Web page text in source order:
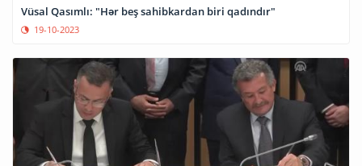
Vüsal Qasımlı: "Hər beş sahibkardan biri qadındır"
19-10-2023